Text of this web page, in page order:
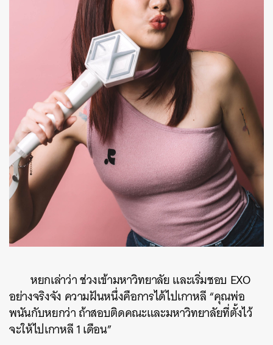
หยกเล่าว่า ช่วงเข้ามหาวิทยาลัย และเริ่มชอบ EXO
อย่างจริงจัง ความฝันหนึ่งคือการได้ไปเกาหลี “คุณพ่อ
พนันกับหยกว่า ถ้าสอบติดคณะและมหาวิทยาลัยที่ตั้งไว้
จะให้ไปเกาหลี 1 เดือน”